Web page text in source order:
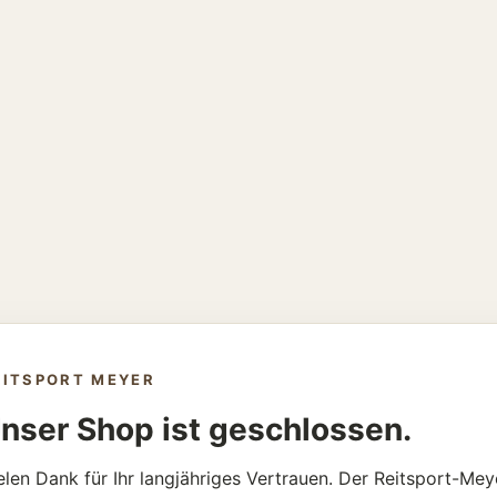
MEYER
Shop ist geschlossen.
Dank für Ihr langjähriges Vertrauen. Der Reitsport-